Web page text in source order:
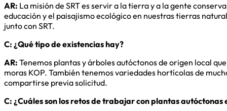
AR: La misión de SRT es servir a la tierra y a la gente
educación y el paisajismo ecológico en nuestras tierras
junto con SRT.
C: ¿Qué tipo de existencias hay?
AR: Tenemos plantas y árboles autóctonos de origen local
moras KOP. También tenemos variedades hortícolas de
compartirse previa solicitud.
C: ¿Cuáles son los retos de trabajar con plantas autóctonas